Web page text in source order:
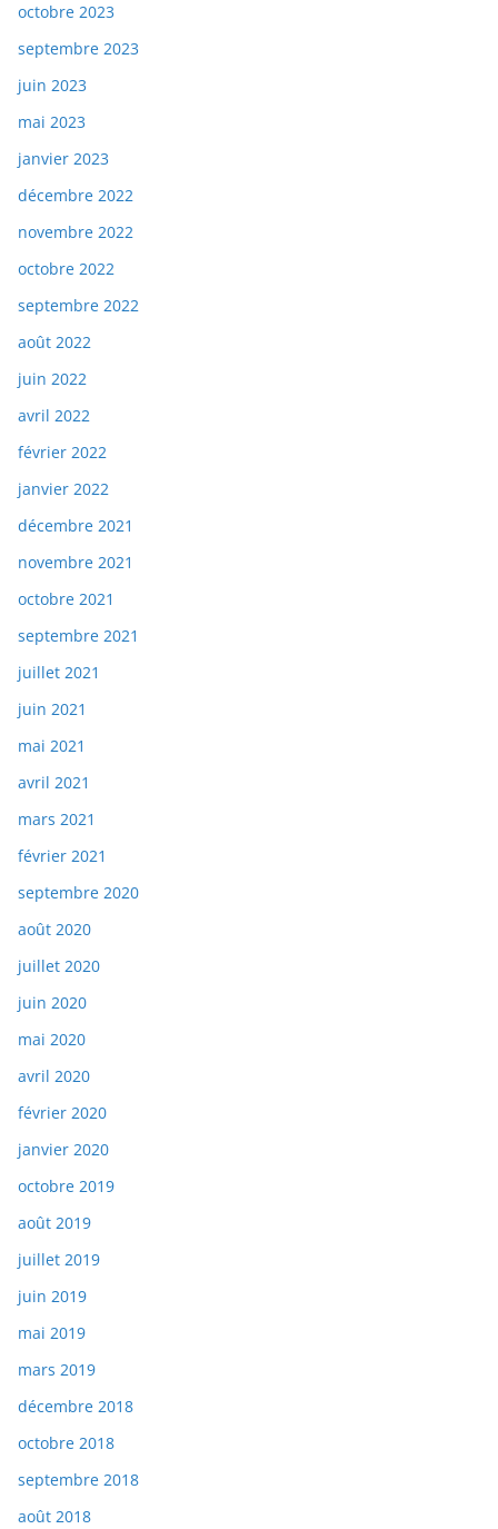
octobre 2023
septembre 2023
juin 2023
mai 2023
janvier 2023
décembre 2022
novembre 2022
octobre 2022
septembre 2022
août 2022
juin 2022
avril 2022
février 2022
janvier 2022
décembre 2021
novembre 2021
octobre 2021
septembre 2021
juillet 2021
juin 2021
mai 2021
avril 2021
mars 2021
février 2021
septembre 2020
août 2020
juillet 2020
juin 2020
mai 2020
avril 2020
février 2020
janvier 2020
octobre 2019
août 2019
juillet 2019
juin 2019
mai 2019
mars 2019
décembre 2018
octobre 2018
septembre 2018
août 2018